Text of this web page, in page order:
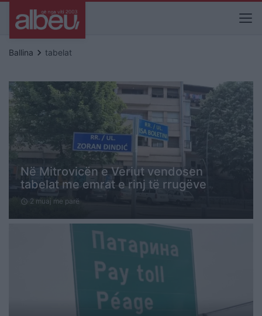
Ballina keyboard_arrow_right tabelat
Në Mitrovicën e Veriut vendosen
tabelat me emrat e rinj të rrugëve
schedule 2 muaj me parë